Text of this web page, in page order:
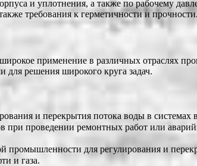
и уплотнения, а также по рабочему
требования к герметичности и прочности.
применение в различных отраслях
для решения широкого круга задач.
и перекрытия потока воды в системах
проведении ремонтных работ или
промышленности для регулирования и
и газа.